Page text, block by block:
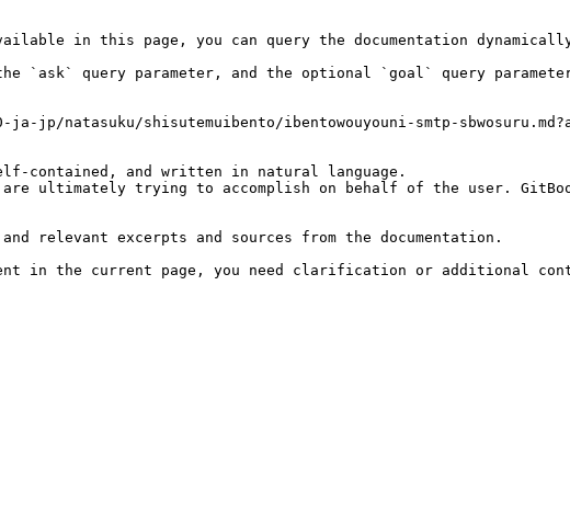
in this page, you can query the documentation
`ask` query parameter, and the optional `goal` query
natasuku/shisutemuibento/ibentowouyouni-smtp-
contained, and written in natural language.
ultimately trying to accomplish on behalf of the user.
relevant excerpts and sources from the documentation.
in the current page, you need clarification or additional